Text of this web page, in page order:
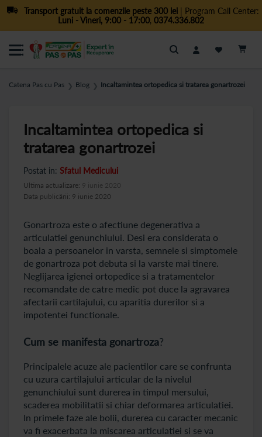
Transport gratuit la comenzile peste 300 lei| Program Call Center:
Luni - Vineri, 9:00 - 17:00, 0374.336.802
Cautare
Catena Pas cu Pas ❯ Blog ❯ Incaltamintea ortopedica si tratarea gonartrozei
Incaltamintea ortopedica si
tratarea gonartrozei
Postat in: Sfatul Medicului
Data publicării: 9 iunie 2020
Ultima actualizare: 9 iunie 2020
Gonartroza este o afectiune degenerativa a
articulatiei genunchiului. Desi era considerata o
boala a persoanelor in varsta, semnele si simptomele
de gonartroza pot debuta si la varste mai tinere.
Neglijarea igienei ortopedice si a tratamentelor
recomandate de catre medic pot duce la agravarea
afectarii cartilajului, cu aparitia durerilor si a
impotentei functionale.
Cum se manifesta gonartroza?
Principalele acuze ale pacientilor care se confrunta
cu uzura cartilajului articular de la nivelul
genunchiului sunt durerea in timpul mersului,
scaderea mobilitatii si chiar deformarea articulatiei.
In primele faze ale bolii, durerea cu caracter mecanic
va fi exacerbata la miscarea articulatiei si se va